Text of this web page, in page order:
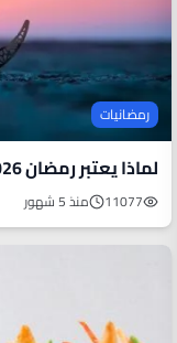
رمضانيات
لماذا يعتبر رمضان 2026 الأقل إرهاقاً منذ عقود؟
11077 منذ 5 شهور